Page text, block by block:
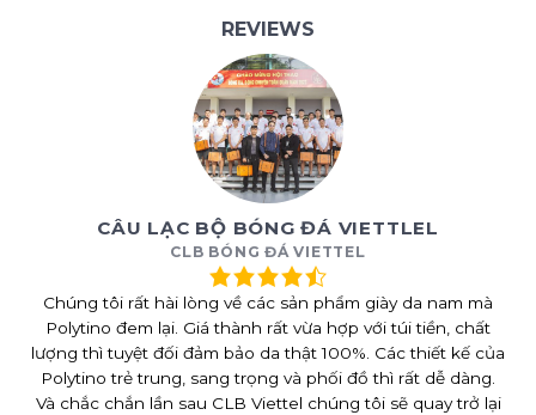
REVIEWS
CÂU LẠC BỘ BÓNG ĐÁ VIETTLEL
CLB BÓNG ĐÁ VIETTEL
Chúng tôi rất hài lòng về các sản phẩm giày da nam mà
Polytino đem lại. Giá thành rất vừa hợp với túi tiền, chất
lượng thì tuyệt đối đảm bảo da thật 100%. Các thiết kế của
Polytino trẻ trung, sang trọng và phối đồ thì rất dễ dàng.
Và chắc chắn lần sau CLB Viettel chúng tôi sẽ quay trở lại